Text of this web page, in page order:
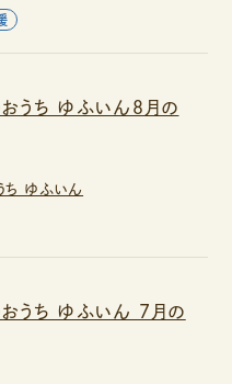
うち ゆふいん８月の
ち ゆふいん
おうち ゆふいん 7月の